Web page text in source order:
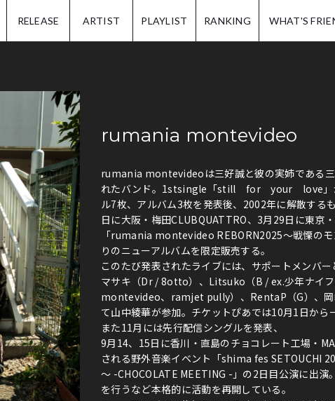
RELEASE ARTIST PLAYLIST RANKING WHAT'S
rumania montevideo
rumania montevideoは三好誠と彼の実姉である
れたバンド。1stsingle「still for your love」が
ル7枚、アルバム3枚を発表後、2002年に解散する
日に大阪・梅田CLUBQUATTRO、3月29日に東京
「rumania montevideo REBORN2025～戦慄の
りのニューアルバムを限定販売する。
このたび発表されたライブには、サポートメンバ
マサキ（Dr / 8otto）、Litsuko（B / ex.少年ナイ
montevideo、ramjet pully）、RentaP（G）、岡
て山中綾華が参加。チケットぴあでは10月1日から
また11月には先行配信シングルを発表、
9月14、15日に香川・直島のチョコレート工場・
される野外音楽イベント「shima fes SETOUCHI
～ -CHOCOLATE MEETING -」の2日目公演に出演
を行うなど本格的に活動を再開している。